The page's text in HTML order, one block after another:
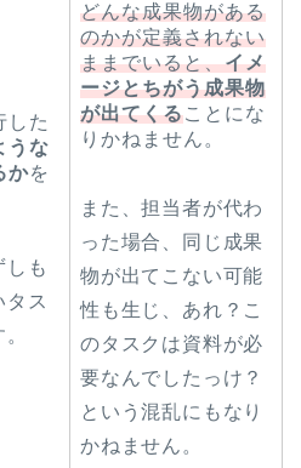
した
うな
かを
しも
タス
どんな成果物がある
のかが定義されない
ままでいると、イメ
ージとちがう成果物
が出てくることにな
りかねません。
また、担当者が代わ
った場合、同じ成果
物が出てこない可能
性も生じ、あれ？こ
のタスクは資料が必
要なんでしたっけ？
という混乱にもなり
かねません。